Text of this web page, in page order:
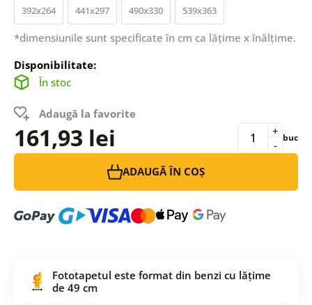
392x264 441x297 490x330 539x363
*dimensiunile sunt specificate în cm ca lățime x înălțime.
Disponibilitate:
În stoc
Adaugă la favorite
161,93 lei -
+ buc
ADAUGĂ ÎN COȘ
Fototapetul este format din benzi cu lățime
de 49 cm